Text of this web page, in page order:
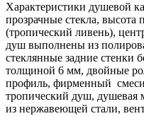
Характеристики душевой
прозрачные стекла,
(тропический ливень),
душ выполнены из
стеклянные задние стенки
толщиной 6 мм, двойные
профиль, фирменный
тропический душ, душевая
из нержавеющей стали,